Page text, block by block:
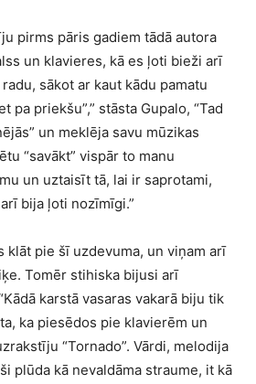
pirms pāris gadiem tādā autora
un klavieres, kā es ļoti bieži arī
sākot ar kaut kādu pamatu
pa priekšu”,” stāsta Gupalo, “Tad
un meklēja savu mūzikas
“savākt” vispār to manu
un uztaisīt tā, lai ir saprotami,
bija ļoti nozīmīgi.”
klāt pie šī uzdevuma, un viņam arī
Tomēr stihiska bijusi arī
karstā vasaras vakarā biju tik
ka piesēdos pie klavierēm un
“Tornado”. Vārdi, melodija
plūda kā nevaldāma straume, it kā